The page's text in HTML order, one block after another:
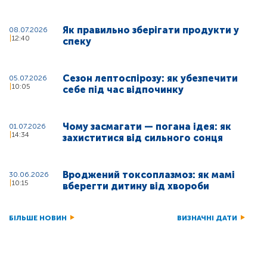
08.07.2026
12:40
Як правильно зберігати продукти у
спеку
05.07.2026
10:05
Сезон лептоспірозу: як убезпечити
себе під час відпочинку
01.07.2026
14:34
Чому засмагати — погана ідея: як
захиститися від сильного сонця
30.06.2026
10:15
Вроджений токсоплазмоз: як мамі
вберегти дитину від хвороби
БІЛЬШЕ НОВИН ВИЗНАЧНІ ДАТИ